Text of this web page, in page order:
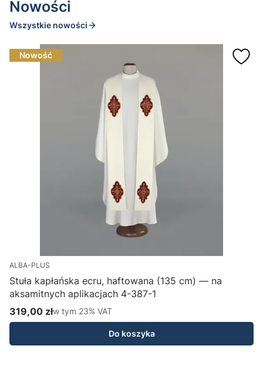
Nowości
Wszystkie nowości
Nowość
ALBA-PLUS
Stuła kapłańska ecru, haftowana (135 cm) — na
aksamitnych aplikacjach 4-387-1
Cena brutto
319,00 złw tym %s VAT
w tym 23% VAT
Do koszyka